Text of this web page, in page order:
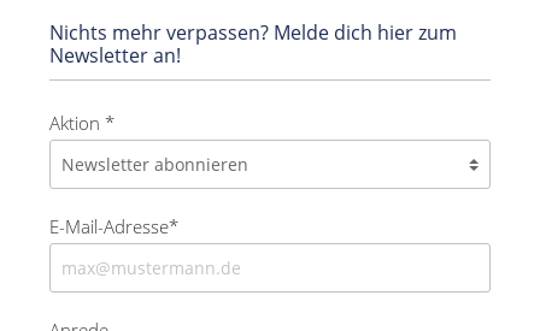
Nichts mehr verpassen? Melde dich hier zum
Newsletter an!
Aktion *
E-Mail-Adresse*